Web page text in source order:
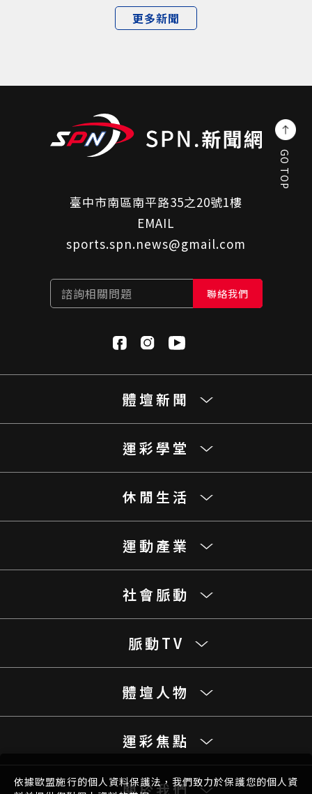
更多新聞
臺中市南區南平路35之20號1樓
EMAIL
sports.spn.news@gmail.com
諮詢相關問題 聯絡我們
體壇新聞
運彩學堂
休閒生活
運動產業
社會脈動
脈動TV
體壇人物
運彩焦點
關於我們
GO TOP
依據歐盟施行的個人資料保護法，我們致力於保護您的個人資